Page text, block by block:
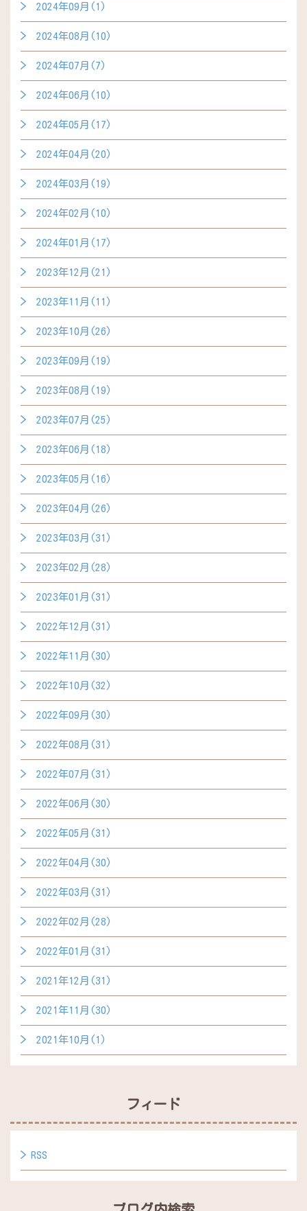
2024年09月(1)
2024年08月(10)
2024年07月(7)
2024年06月(10)
2024年05月(17)
2024年04月(20)
2024年03月(19)
2024年02月(10)
2024年01月(17)
2023年12月(21)
2023年11月(11)
2023年10月(26)
2023年09月(19)
2023年08月(19)
2023年07月(25)
2023年06月(18)
2023年05月(16)
2023年04月(26)
2023年03月(31)
2023年02月(28)
2023年01月(31)
2022年12月(31)
2022年11月(30)
2022年10月(32)
2022年09月(30)
2022年08月(31)
2022年07月(31)
2022年06月(30)
2022年05月(31)
2022年04月(30)
2022年03月(31)
2022年02月(28)
2022年01月(31)
2021年12月(31)
2021年11月(30)
2021年10月(1)
フィード
RSS